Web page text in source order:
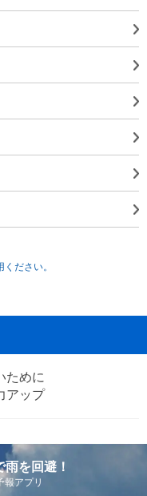
ださい。
ために
アップ
を回避！
アプリ